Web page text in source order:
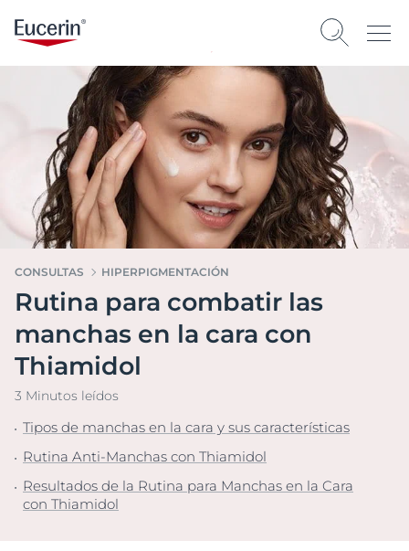
CONSULTAS HIPERPIGMENTACIÓN
Rutina para combatir las
manchas en la cara con
Thiamidol
3 Minutos leídos
Tipos de manchas en la cara y sus características
Rutina Anti-Manchas con Thiamidol
Resultados de la Rutina para Manchas en la Cara
con Thiamidol